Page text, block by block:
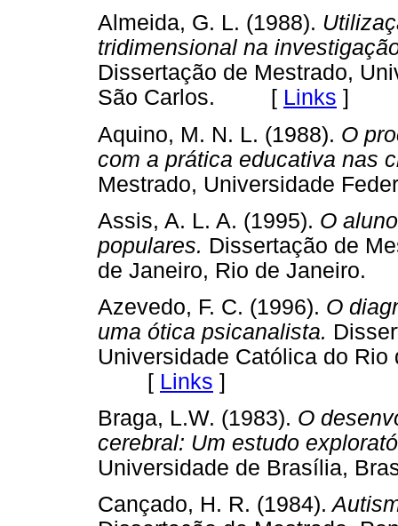
Almeida, G. L. (1988).
tridimensional na
Dissertação de Mestrado,
São Carlos. [ Links ]
Aquino, M. N. L. (1988). O
com a prática educativa nas
Mestrado, Universidade
Assis, A. L. A. (1995). O
populares. Dissertação de
de Janeiro, Rio de
Azevedo, F. C. (1996). O
uma ótica psicanalista.
Universidade Católica do
[ Links ]
Braga, L.W. (1983). O
cerebral: Um estudo
Universidade de Brasília,
Cançado, H. R. (1984).